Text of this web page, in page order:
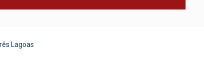
Lagoas